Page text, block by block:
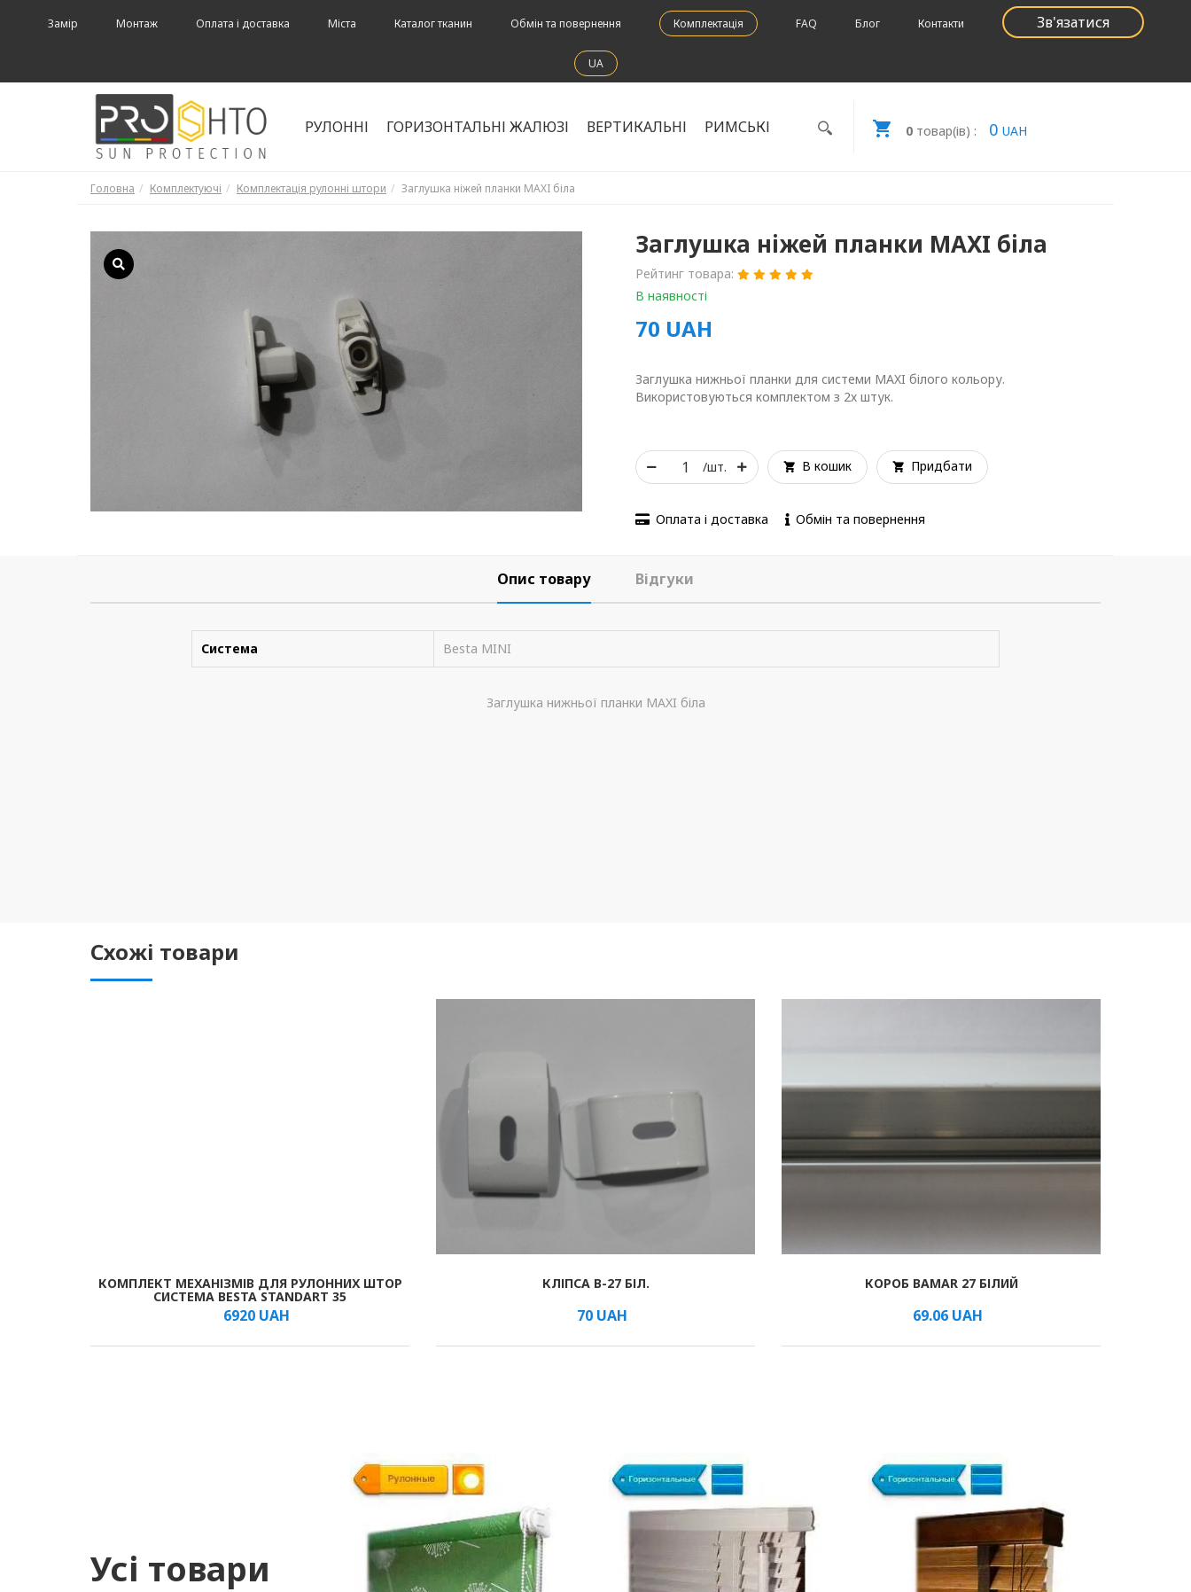
Замір Монтаж Оплата і доставка Міста Каталог тканин Обмін та повернення Комплектація FAQ Блог Контакти Зв'язатися
UA
РУЛОННІ ГОРИЗОНТАЛЬНІ ЖАЛЮЗІ ВЕРТИКАЛЬНІ РИМСЬКІ 0товар(ів) : 0 UAH
Головна Комплектуючі Комплектація рулонні штори Заглушка ніжей планки MAXI біла
Заглушка ніжей планки MAXI біла
Рейтинг товара:
В наявності
70 UAH
Заглушка нижньої планки для системи MAXI білого кольору.
Використовуються комплектом з 2х штук.
/шт. В кошик Придбати
Оплата і доставка Обмін та повернення
Опис товару Відгуки
Система Besta MINI
Заглушка нижньої планки MAXI біла
Схожі товари
КОМПЛЕКТ МЕХАНІЗМІВ ДЛЯ РУЛОННИХ ШТОР
СИСТЕМА BESTA STANDART 35
6920UAH
/шт. В КОШИК
КЛІПСА B-27 БІЛ.
70UAH
/мм В КОШИК
КОРОБ BAMAR 27 БІЛИЙ
69.06UAH
Усі товари